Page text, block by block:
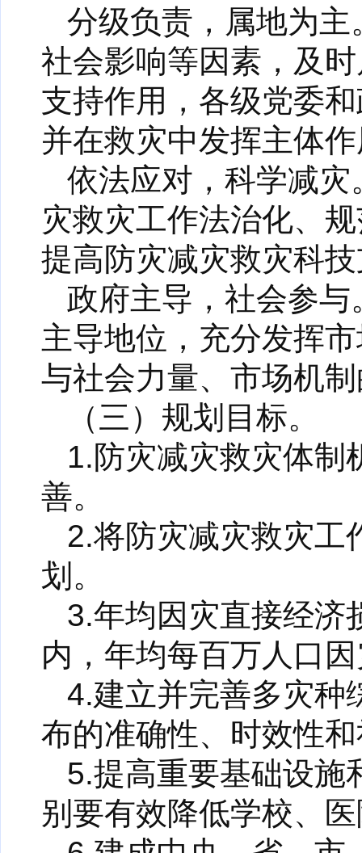
分级负责，属地为
社会影响等因素，及
支持作用，各级党委
并在救灾中发挥主体
依法应对，科学减
灾救灾工作法治化、
提高防灾减灾救灾科
政府主导，社会参
主导地位，充分发挥
与社会力量、市场机
（三）规划目标。
1.防灾减灾救灾体制
善。
2.将防灾减灾救灾工
划。
3.年均因灾直接经济
内，年均每百万人口
4.建立并完善多灾种
布的准确性、时效性
5.提高重要基础设施
别要有效降低学校、